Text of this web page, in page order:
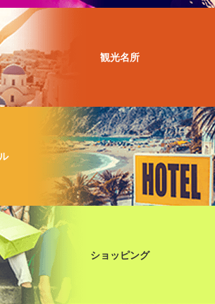
観光名所
ショッピング